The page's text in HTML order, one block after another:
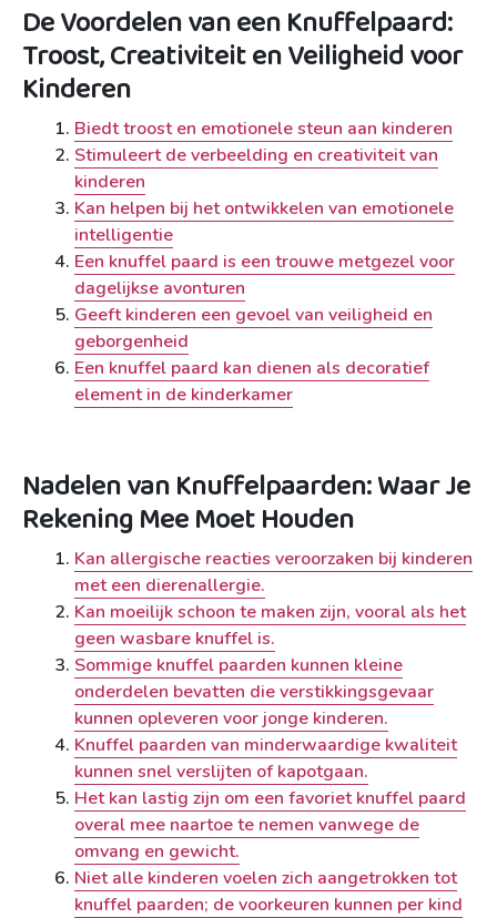
De Voordelen van een Knuffelpaard:
Troost, Creativiteit en Veiligheid voor
Kinderen
Biedt troost en emotionele steun aan kinderen
Stimuleert de verbeelding en creativiteit van
kinderen
Kan helpen bij het ontwikkelen van emotionele
intelligentie
Een knuffel paard is een trouwe metgezel voor
dagelijkse avonturen
Geeft kinderen een gevoel van veiligheid en
geborgenheid
Een knuffel paard kan dienen als decoratief
element in de kinderkamer
Nadelen van Knuffelpaarden: Waar Je
Rekening Mee Moet Houden
Kan allergische reacties veroorzaken bij kinderen
met een dierenallergie.
Kan moeilijk schoon te maken zijn, vooral als het
geen wasbare knuffel is.
Sommige knuffel paarden kunnen kleine
onderdelen bevatten die verstikkingsgevaar
kunnen opleveren voor jonge kinderen.
Knuffel paarden van minderwaardige kwaliteit
kunnen snel verslijten of kapotgaan.
Het kan lastig zijn om een favoriet knuffel paard
overal mee naartoe te nemen vanwege de
omvang en gewicht.
Niet alle kinderen voelen zich aangetrokken tot
knuffel paarden; de voorkeuren kunnen per kind